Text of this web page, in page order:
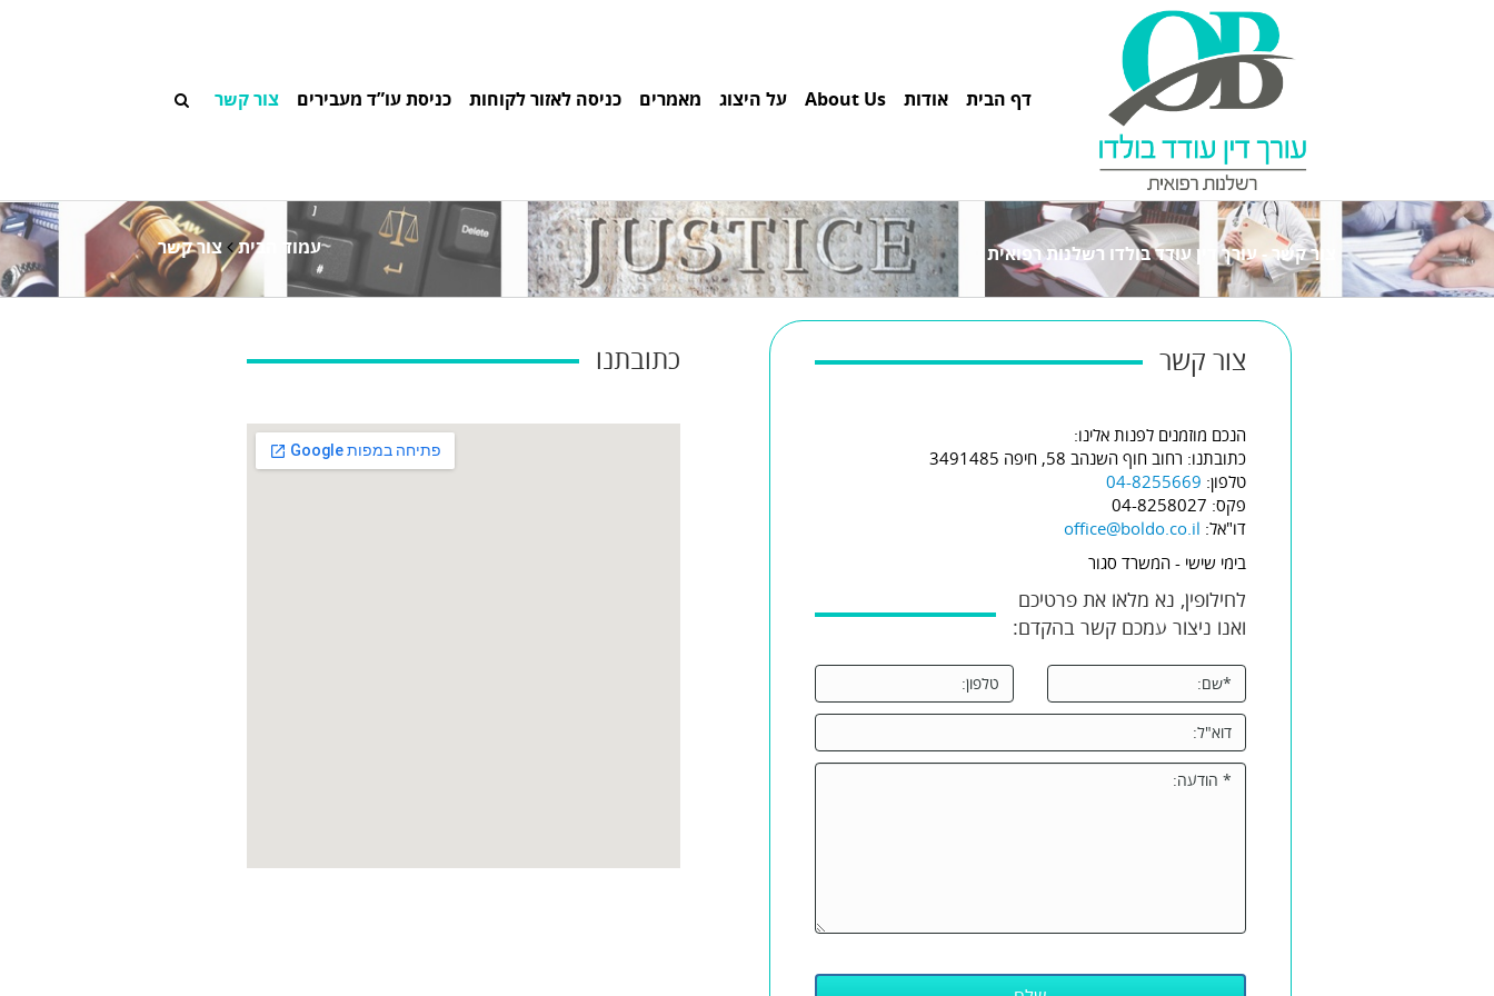
דף הבית אודות About Us על היצוג מאמרים כניסה לאזור לקוחות כניסת עו”ד מעבירים צור קשר
צור קשר - עורך דין עודד בולדו רשלנות רפואית עמוד הבית צור קשר
צור קשר
הנכם מוזמנים לפנות אלינו:
כתובתנו: רחוב חוף השנהב 58, חיפה 3491485
טלפון: 04-8255669
פקס: 04-8258027
דו"אל: office@boldo.co.il
בימי שישי - המשרד סגור
לחילופין, נא מלאו את פרטיכם
ואנו ניצור עמכם קשר בהקדם:
כתובתנו